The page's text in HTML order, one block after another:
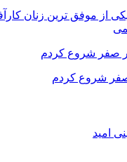
از موفق ترین زنان
شروع کردم